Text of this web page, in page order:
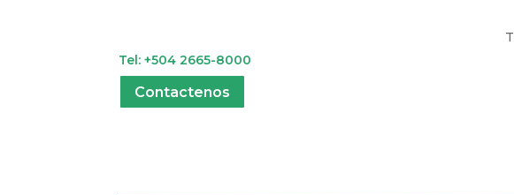
Tel: +504 2665-8000
Contactenos